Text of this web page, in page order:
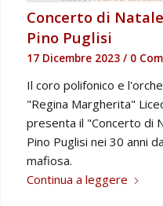
Concerto di
Pino Puglisi
17 Dicembre 2023 / 0
Il coro polifonico e
"Regina Margherita"
presenta il "Concerto di
Pino Puglisi nei 30 anni
mafiosa.
Continua a leggere